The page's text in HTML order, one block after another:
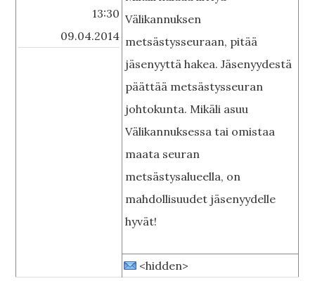
13:30
09.04.2014
Välikannuksen
metsästysseuraan, pitää
jäsenyyttä hakea. Jäsenyydestä
päättää metsästysseuran
johtokunta. Mikäli asuu
Välikannuksessa tai omistaa
maata seuran
metsästysalueella, on
mahdollisuudet jäsenyydelle
hyvät!
<hidden>